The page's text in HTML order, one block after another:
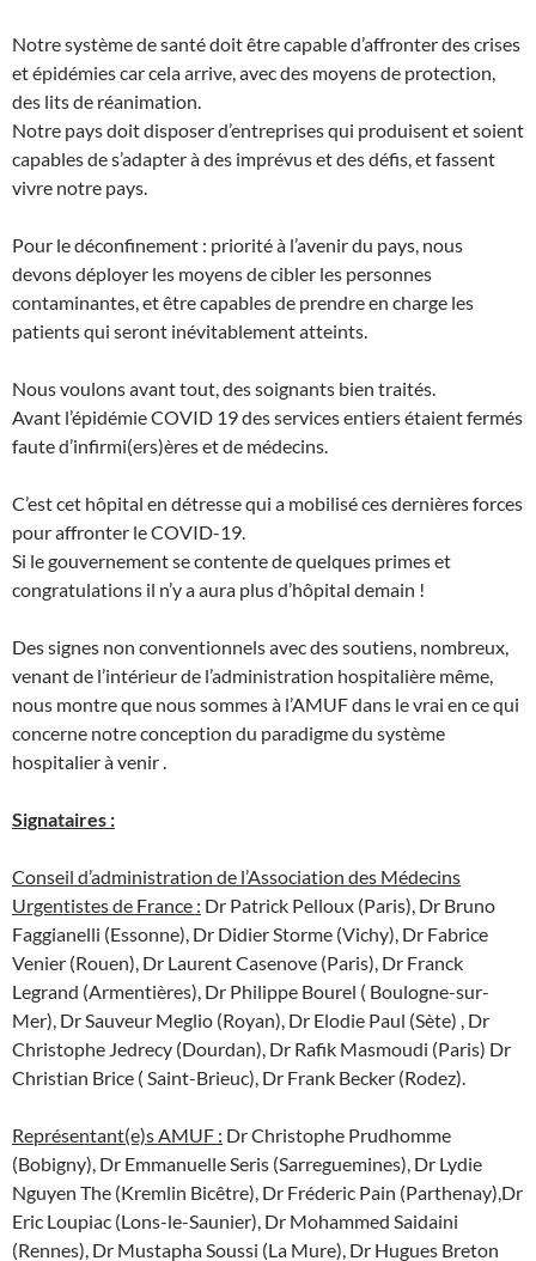
Notre système de santé doit être capable d’affronter des crises
et épidémies car cela arrive, avec des moyens de protection,
des lits de réanimation.
Notre pays doit disposer d’entreprises qui produisent et soient
capables de s’adapter à des imprévus et des défis, et fassent
vivre notre pays.
Pour le déconfinement : priorité à l’avenir du pays, nous
devons déployer les moyens de cibler les personnes
contaminantes, et être capables de prendre en charge les
patients qui seront inévitablement atteints.
Nous voulons avant tout, des soignants bien traités.
Avant l’épidémie COVID 19 des services entiers étaient fermés
faute d’infirmi(ers)ères et de médecins.
C’est cet hôpital en détresse qui a mobilisé ces dernières forces
pour affronter le COVID-19.
Si le gouvernement se contente de quelques primes et
congratulations il n’y a aura plus d’hôpital demain !
Des signes non conventionnels avec des soutiens, nombreux,
venant de l’intérieur de l’administration hospitalière même,
nous montre que nous sommes à l’AMUF dans le vrai en ce qui
concerne notre conception du paradigme du système
hospitalier à venir .
Signataires :
Conseil d’administration de l’Association des Médecins
Urgentistes de France : Dr Patrick Pelloux (Paris), Dr Bruno
Faggianelli (Essonne), Dr Didier Storme (Vichy), Dr Fabrice
Venier (Rouen), Dr Laurent Casenove (Paris), Dr Franck
Legrand (Armentières), Dr Philippe Bourel ( Boulogne-sur-
Mer), Dr Sauveur Meglio (Royan), Dr Elodie Paul (Sète) , Dr
Christophe Jedrecy (Dourdan), Dr Rafik Masmoudi (Paris) Dr
Christian Brice ( Saint-Brieuc), Dr Frank Becker (Rodez).
Représentant(e)s AMUF : Dr Christophe Prudhomme
(Bobigny), Dr Emmanuelle Seris (Sarreguemines), Dr Lydie
Nguyen The (Kremlin Bicêtre), Dr Fréderic Pain (Parthenay),Dr
Eric Loupiac (Lons-le-Saunier), Dr Mohammed Saidaini
(Rennes), Dr Mustapha Soussi (La Mure), Dr Hugues Breton